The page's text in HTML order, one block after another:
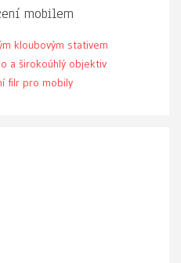
mobilem
kloubovým stativem
a širokoúhlý objektiv
filr pro mobily